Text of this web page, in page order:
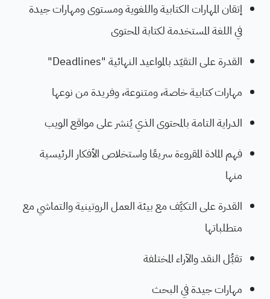
إتقان المهارات الكتابية واللغوية ومستوى ومهارات جيدة
في اللغة المستخدمة لكتابة المحتوى
القدرة على التقيّد بالمواعيد النهائية "Deadlines"
مهارات كتابية خاصة، ومتنوعة، وفريدة من نوعها
الدراية التامة بالمحتوى الذي يُنشر على مواقع الويب
فهم المادة المقروءة سريعًا واستخلاص الأفكار الرئيسية
منها
القدرة على التكيَّف مع بيئة العمل الروتينية والتماشي مع
متطلباتها
تقبُّل النقد والآراء المختلفة
مهارات جيدة في البحث